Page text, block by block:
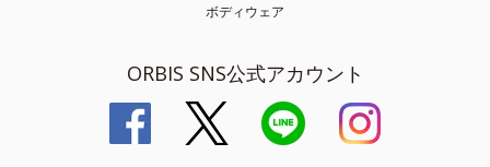
ボディウェア
ORBIS SNS公式アカウント